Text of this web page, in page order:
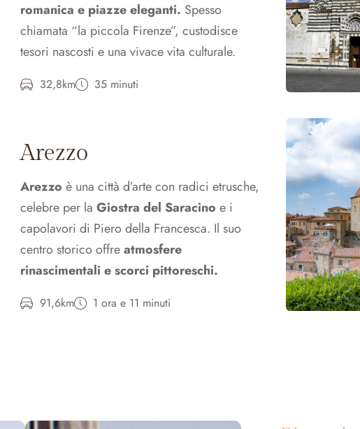
romanica e piazze eleganti. Spesso
chiamata “la piccola Firenze”, custodisce
tesori nascosti e una vivace vita culturale.
32,8km 35 minuti
Arezzo
Arezzo è una città d’arte con radici etrusche,
celebre per laGiostra del Saracino e i
capolavori di Piero della Francesca. Il suo
centro storico offreatmosfere
rinascimentali e scorci pittoreschi.
91,6km 1 ora e 11 minuti